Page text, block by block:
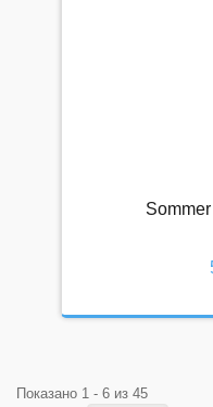
Показано 1 - 6 из 45